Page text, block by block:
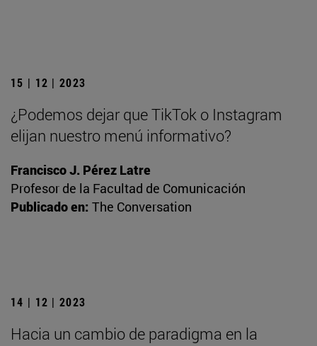
15 | 12 | 2023
¿Podemos dejar que TikTok o Instagram
elijan nuestro menú informativo?
Francisco J. Pérez Latre
Profesor de la Facultad de Comunicación
Publicado en: The Conversation
14 | 12 | 2023
Hacia un cambio de paradigma en la